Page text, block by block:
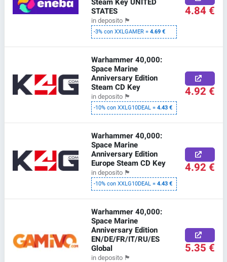
STATES
in deposito 🏴
-3% con XXLGAMER =4.69 €
4.84 €
Warhammer 40,000:
Space Marine
Anniversary Edition
Steam CD Key
in deposito 🏴
-10% con XXLG10DEAL =4.43 €
4.92 €
Warhammer 40,000:
Space Marine
Anniversary Edition
Europe Steam CD Key
in deposito 🏴
-10% con XXLG10DEAL =4.43 €
4.92 €
Warhammer 40,000:
Space Marine
Anniversary Edition
EN/DE/FR/IT/RU/ES
Global
in deposito 🏴
5.35 €